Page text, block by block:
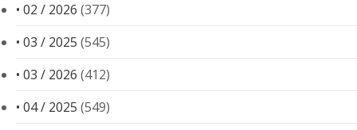
• 02 / 2026 (377)
• 03 / 2025 (545)
• 03 / 2026 (412)
• 04 / 2025 (549)